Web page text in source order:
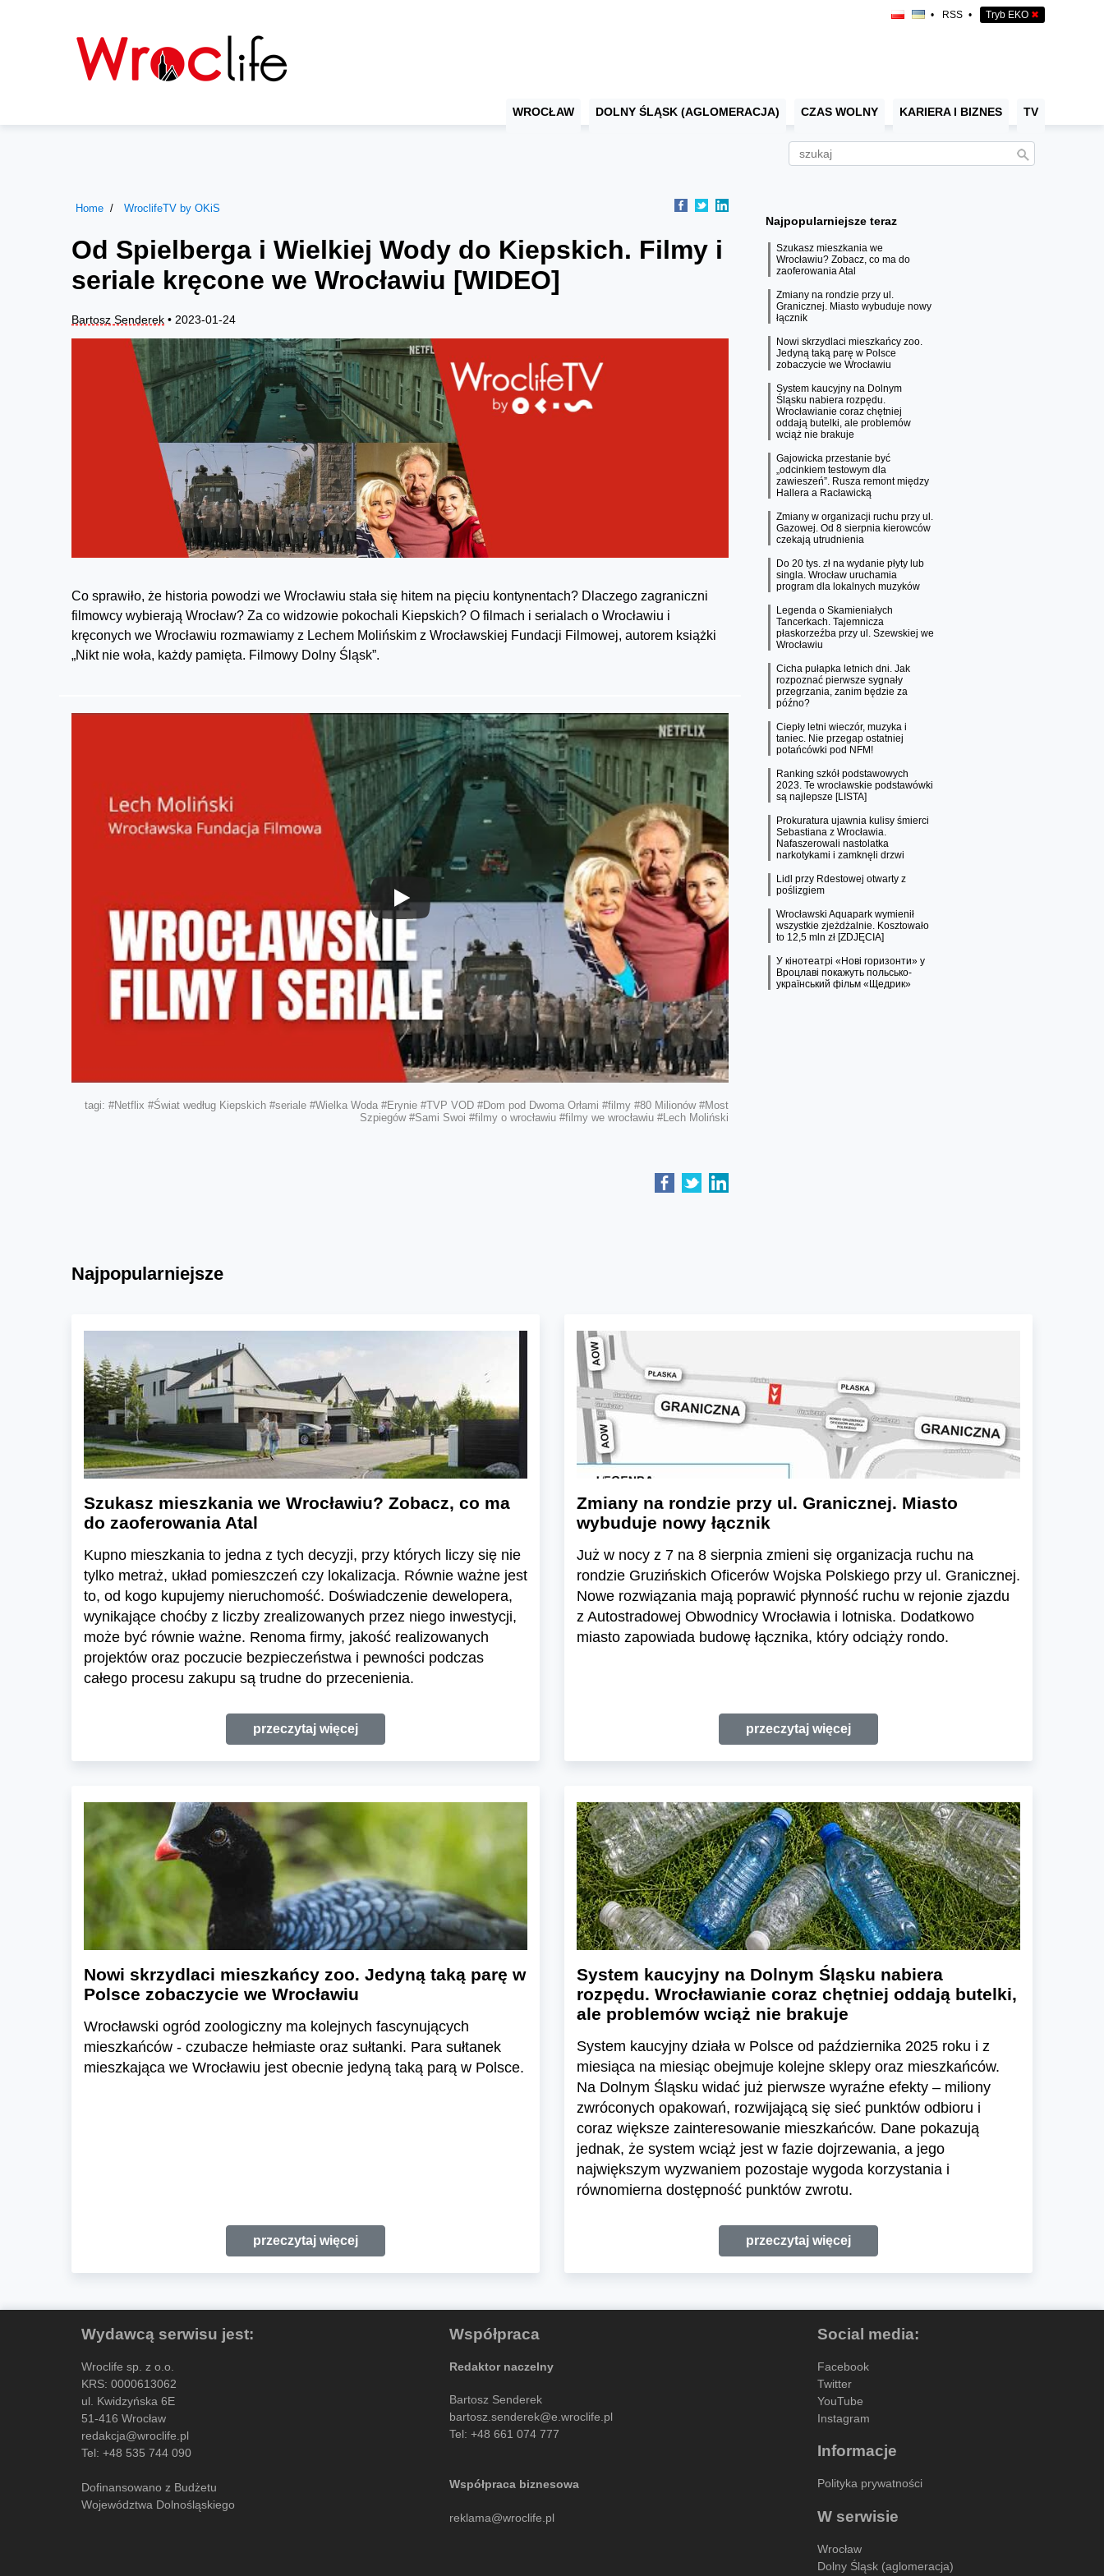
• RSS • Tryb EKO ✖
WROCŁAW DOLNY ŚLĄSK (AGLOMERACJA) CZAS WOLNY KARIERA I BIZNES TV
Home WroclifeTV by OKiS
Od Spielberga i Wielkiej Wody do Kiepskich. Filmy i
seriale kręcone we Wrocławiu [WIDEO]
Bartosz Senderek • 2023-01-24
Co sprawiło, że historia powodzi we Wrocławiu stała się hitem na pięciu kontynentach? Dlaczego zagraniczni
filmowcy wybierają Wrocław? Za co widzowie pokochali Kiepskich? O filmach i serialach o Wrocławiu i
kręconych we Wrocławiu rozmawiamy z Lechem Molińskim z Wrocławskiej Fundacji Filmowej, autorem książki
„Nikt nie woła, każdy pamięta. Filmowy Dolny Śląsk”.
tagi: #Netflix #Świat według Kiepskich #seriale #Wielka Woda #Erynie #TVP VOD #Dom pod Dwoma Orłami #filmy #80 Milionów #Most
Szpiegów #Sami Swoi #filmy o wrocławiu #filmy we wrocławiu #Lech Moliński
Najpopularniejsze teraz
Szukasz mieszkania we
Wrocławiu? Zobacz, co ma do
zaoferowania Atal
Zmiany na rondzie przy ul.
Granicznej. Miasto wybuduje nowy
łącznik
Nowi skrzydlaci mieszkańcy zoo.
Jedyną taką parę w Polsce
zobaczycie we Wrocławiu
System kaucyjny na Dolnym
Śląsku nabiera rozpędu.
Wrocławianie coraz chętniej
oddają butelki, ale problemów
wciąż nie brakuje
Gajowicka przestanie być
„odcinkiem testowym dla
zawieszeń”. Rusza remont między
Hallera a Racławicką
Zmiany w organizacji ruchu przy ul.
Gazowej. Od 8 sierpnia kierowców
czekają utrudnienia
Do 20 tys. zł na wydanie płyty lub
singla. Wrocław uruchamia
program dla lokalnych muzyków
Legenda o Skamieniałych
Tancerkach. Tajemnicza
płaskorzeźba przy ul. Szewskiej we
Wrocławiu
Cicha pułapka letnich dni. Jak
rozpoznać pierwsze sygnały
przegrzania, zanim będzie za
późno?
Ciepły letni wieczór, muzyka i
taniec. Nie przegap ostatniej
potańcówki pod NFM!
Ranking szkół podstawowych
2023. Te wrocławskie podstawówki
są najlepsze [LISTA]
Prokuratura ujawnia kulisy śmierci
Sebastiana z Wrocławia.
Nafaszerowali nastolatka
narkotykami i zamknęli drzwi
Lidl przy Rdestowej otwarty z
poślizgiem
Wrocławski Aquapark wymienił
wszystkie zjeżdżalnie. Kosztowało
to 12,5 mln zł [ZDJĘCIA]
У кінотеатрі «Нові горизонти» у
Вроцлаві покажуть польсько-
український фільм «Щедрик»
Najpopularniejsze
Szukasz mieszkania we Wrocławiu? Zobacz, co ma
do zaoferowania Atal
Kupno mieszkania to jedna z tych decyzji, przy których liczy się nie
tylko metraż, układ pomieszczeń czy lokalizacja. Równie ważne jest
to, od kogo kupujemy nieruchomość. Doświadczenie dewelopera,
wynikające choćby z liczby zrealizowanych przez niego inwestycji,
może być równie ważne. Renoma firmy, jakość realizowanych
projektów oraz poczucie bezpieczeństwa i pewności podczas
całego procesu zakupu są trudne do przecenienia.
przeczytaj więcej
Zmiany na rondzie przy ul. Granicznej. Miasto
wybuduje nowy łącznik
Już w nocy z 7 na 8 sierpnia zmieni się organizacja ruchu na
rondzie Gruzińskich Oficerów Wojska Polskiego przy ul. Granicznej.
Nowe rozwiązania mają poprawić płynność ruchu w rejonie zjazdu
z Autostradowej Obwodnicy Wrocławia i lotniska. Dodatkowo
miasto zapowiada budowę łącznika, który odciąży rondo.
przeczytaj więcej
Nowi skrzydlaci mieszkańcy zoo. Jedyną taką parę w
Polsce zobaczycie we Wrocławiu
Wrocławski ogród zoologiczny ma kolejnych fascynujących
mieszkańców - czubacze hełmiaste oraz sułtanki. Para sułtanek
mieszkająca we Wrocławiu jest obecnie jedyną taką parą w Polsce.
przeczytaj więcej
System kaucyjny na Dolnym Śląsku nabiera
rozpędu. Wrocławianie coraz chętniej oddają butelki,
ale problemów wciąż nie brakuje
System kaucyjny działa w Polsce od października 2025 roku i z
miesiąca na miesiąc obejmuje kolejne sklepy oraz mieszkańców.
Na Dolnym Śląsku widać już pierwsze wyraźne efekty – miliony
zwróconych opakowań, rozwijającą się sieć punktów odbioru i
coraz większe zainteresowanie mieszkańców. Dane pokazują
jednak, że system wciąż jest w fazie dojrzewania, a jego
największym wyzwaniem pozostaje wygoda korzystania i
równomierna dostępność punktów zwrotu.
przeczytaj więcej
Wydawcą serwisu jest:
Wroclife sp. z o.o.
KRS: 0000613062
ul. Kwidzyńska 6E
51-416 Wrocław
redakcja@wroclife.pl
Tel: +48 535 744 090
Dofinansowano z Budżetu
Województwa Dolnośląskiego
Współpraca
Redaktor naczelny
Bartosz Senderek
bartosz.senderek@e.wroclife.pl
Tel: +48 661 074 777
Współpraca biznesowa
reklama@wroclife.pl
Social media:
Facebook
Twitter
YouTube
Instagram
Informacje
Polityka prywatności
W serwisie
Wrocław
Dolny Śląsk (aglomeracja)